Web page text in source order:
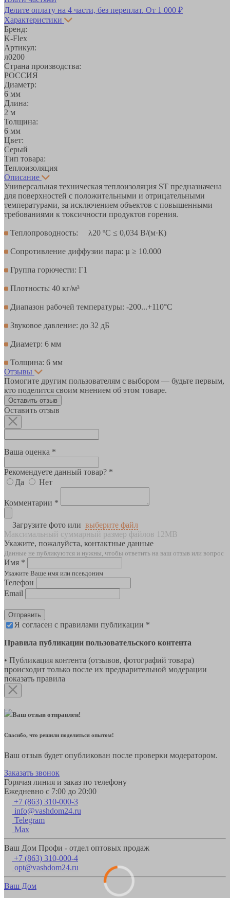
Делите оплату на 4 части, без переплат. От 1 000 ₽
Характеристики
Бренд:
K-Flex
Артикул:
л0200
Страна производства:
РОССИЯ
Диаметр:
6 мм
Длина:
2 м
Толщина:
6 мм
Цвет:
Серый
Тип товара:
Теплоизоляция
Описание
Универсальная техническая теплоизоляция ST предназначена
для поверхностей с положительными и отрицательными
температурами, за исключением объектов с повышенными
требованиями к токсичности продуктов горения.
Теплопроводность: λ20 ºC ≤ 0,034 В/(м·К)
Сопротивление диффузии пара: µ ≥ 10.000
Группа горючести: Г1
Плотность: 40 кг/м³
Диапазон рабочей температуры: -200...+110°С
Звуковое давление: до 32 дБ
Диаметр: 6 мм
Толщина: 6 мм
Отзывы
Помогите другим пользователям с выбором — будьте первым,
кто поделится своим мнением об этом товаре.
Оставить отзыв
Оставить отзыв
Ваша оценка *
Рекомендуете данный товар? *
Да
Нет
Комментарии *
Загрузите фото или выберите файл
Максимальный суммарный размер файлов 12MB
Укажите, пожалуйста, контактные данные
Данные не публикуются и нужны, чтобы ответить на ваш отзыв или вопрос
Имя *
Укажите Ваше имя или псевдоним
Телефон
Email
Отправить
Я согласен с правилами публикации *
Правила публикации пользовательского контента
• Публикация контента (отзывов, фотографий товара)
происходит только после их предварительной модерации
показать правила
Ваш отзыв отправлен!
Спасибо, что решили поделиться опытом!
Ваш отзыв будет опубликован после проверки модератором.
Заказать звонок
Горячая линия и заказ по телефону
Ежедневно с 7:00 до 20:00
+7 (863) 310-000-3
info@vashdom24.ru
Telegram
Max
Ваш Дом Профи - отдел оптовых продаж
+7 (863) 310-000-4
opt@vashdom24.ru
Ваш Дом